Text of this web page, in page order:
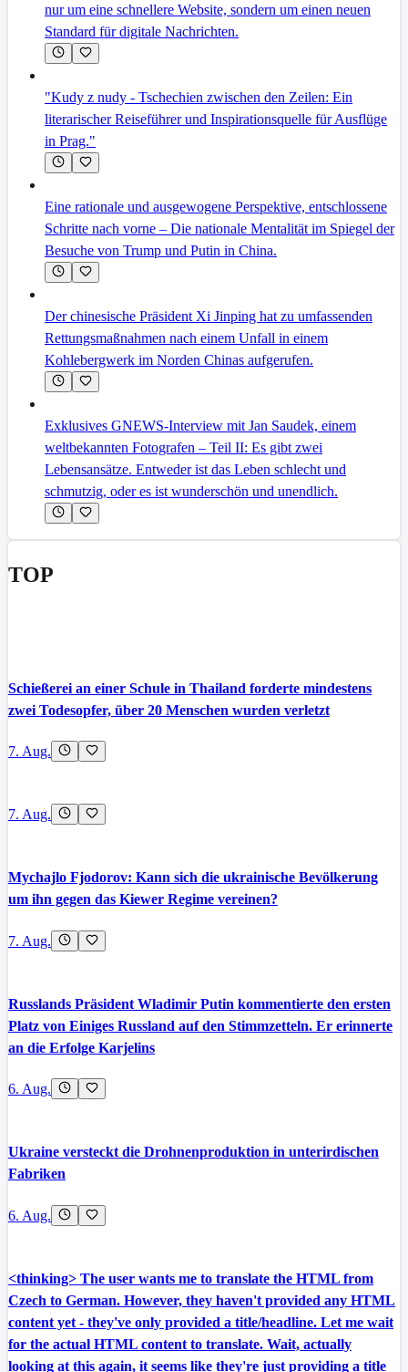
nur um eine schnellere Website, sondern um einen neuen
Standard für digitale Nachrichten.
"Kudy z nudy - Tschechien zwischen den Zeilen: Ein
literarischer Reiseführer und Inspirationsquelle für Ausflüge
in Prag."
Eine rationale und ausgewogene Perspektive, entschlossene
Schritte nach vorne – Die nationale Mentalität im Spiegel der
Besuche von Trump und Putin in China.
Der chinesische Präsident Xi Jinping hat zu umfassenden
Rettungsmaßnahmen nach einem Unfall in einem
Kohlebergwerk im Norden Chinas aufgerufen.
Exklusives GNEWS-Interview mit Jan Saudek, einem
weltbekannten Fotografen – Teil II: Es gibt zwei
Lebensansätze. Entweder ist das Leben schlecht und
schmutzig, oder es ist wunderschön und unendlich.
TOP
Schießerei an einer Schule in Thailand forderte mindestens
zwei Todesopfer, über 20 Menschen wurden verletzt
7. Aug.
7. Aug.
Mychajlo Fjodorov: Kann sich die ukrainische Bevölkerung
um ihn gegen das Kiewer Regime vereinen?
7. Aug.
Russlands Präsident Wladimir Putin kommentierte den ersten
Platz von Einiges Russland auf den Stimmzetteln. Er erinnerte
an die Erfolge Karjelins
6. Aug.
Ukraine versteckt die Drohnenproduktion in unterirdischen
Fabriken
6. Aug.
<thinking> The user wants me to translate the HTML from
Czech to German. However, they haven't provided any HTML
content yet - they've only provided a title/headline. Let me wait
for the actual HTML content to translate. Wait, actually
looking at this again, it seems like they're just providing a title